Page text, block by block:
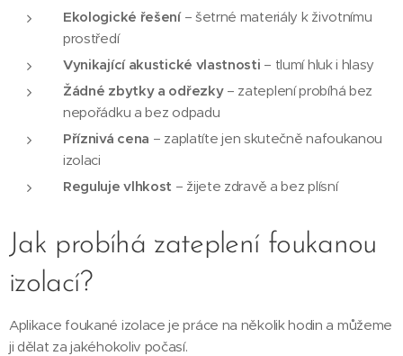
Ekologické řešení– šetrné materiály k životnímu
prostředí
Vynikající akustické vlastnosti – tlumí hluk i hlasy
Žádné zbytky a odřezky– zateplení probíhá bez
nepořádku a bez odpadu
Příznivá cena – zaplatíte jen skutečně nafoukanou
izolaci
Reguluje vlhkost – žijete zdravě a bez plísní
Jak probíhá zateplení foukanou
izolací?
Aplikace foukané izolace je práce na několik hodin a můžeme
ji dělat za jakéhokoliv počasí.